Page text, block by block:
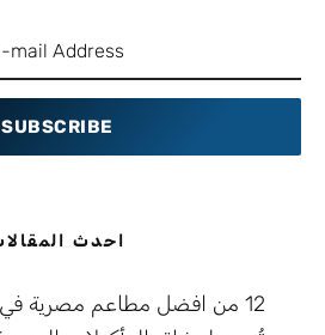
SUBSCRIBE
احدث
12 من افضل مطاعم مصرية